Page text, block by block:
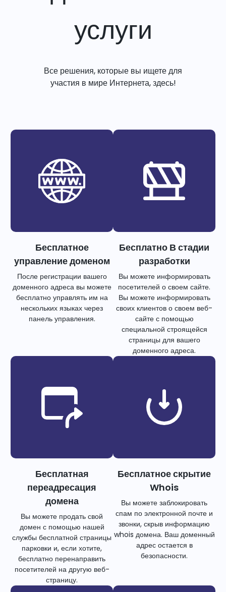
услуги
Все решения, которые вы ищете для
участия в мире Интернета, здесь!
Бесплатное
управление доменом
После регистрации вашего
доменного адреса вы можете
бесплатно управлять им на
нескольких языках через
панель управления.
Бесплатно В стадии
разработки
Вы можете информировать
посетителей о своем сайте.
Вы можете информировать
своих клиентов о своем веб-
сайте с помощью
специальной строящейся
страницы для вашего
доменного адреса.
Бесплатная
переадресация
домена
Вы можете продать свой
домен с помощью нашей
службы бесплатной страницы
парковки и, если хотите,
бесплатно перенаправить
посетителей на другую веб-
страницу.
Бесплатное скрытие
Whois
Вы можете заблокировать
спам по электронной почте и
звонки, скрыв информацию
whois домена. Ваш доменный
адрес остается в
безопасности.